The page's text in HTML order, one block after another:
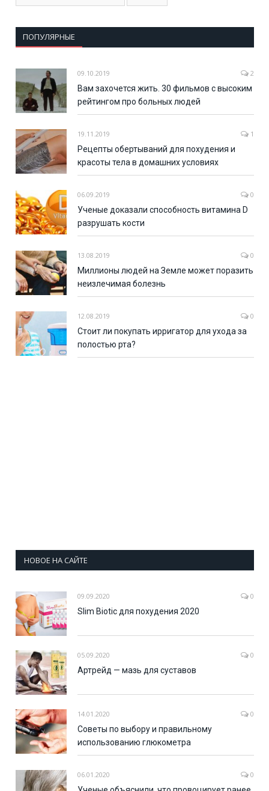
ПОПУЛЯРНЫЕ
09.10.2019 2
Вам захочется жить. 30 фильмов с высоким
рейтингом про больных людей
19.11.2019 1
Рецепты обертываний для похудения и
красоты тела в домашних условиях
06.09.2019 0
Ученые доказали способность витамина D
разрушать кости
13.08.2019 0
Миллионы людей на Земле может поразить
неизлечимая болезнь
12.08.2019 0
Стоит ли покупать ирригатор для ухода за
полостью рта?
НОВОЕ НА САЙТЕ
09.09.2020 0
Slim Biotic для похудения 2020
05.09.2020 0
Артрейд — мазь для суставов
14.01.2020 0
Советы по выбору и правильному
использованию глюкометра
06.01.2020 0